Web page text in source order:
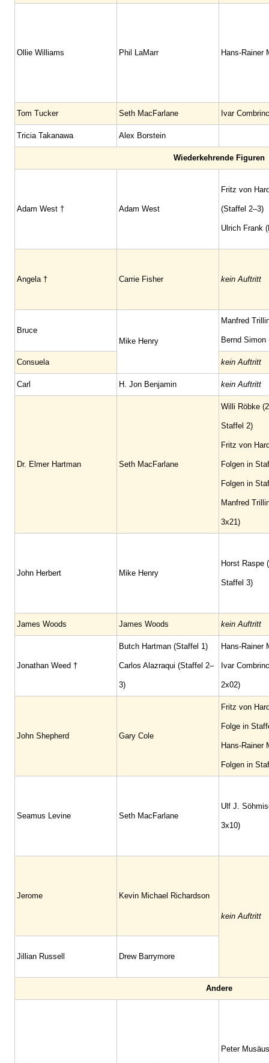
Ollie Williams Phil LaMarr Hans-Rainer
Tom Tucker Seth MacFarlane Ivar
Tricia Takanawa Alex Borstein
Wiederkehrende Figuren
Adam West † Adam West
Fritz von
(Staffel 2–3)
Ulrich Frank
Angela † Carrie Fisher kein Auftritt
Bruce
Mike Henry
Manfred
Bernd
Consuela kein Auftritt
Carl H. Jon Benjamin kein Auftritt
Dr. Elmer Hartman Seth MacFarlane
Willi Röbke
Staffel 2)
Fritz von
Folgen in
Folgen in
Manfred
3x21)
John Herbert Mike Henry
Horst Raspe
Staffel 3)
James Woods James Woods kein Auftritt
Jonathan Weed †
Butch Hartman (Staffel 1)
Carlos Alazraqui (Staffel 2–
3)
Hans-Rainer
Ivar
2x02)
John Shepherd Gary Cole
Fritz von
Folge in
Hans-Rainer
Folgen in
Seamus Levine Seth MacFarlane
Ulf J.
3x10)
Jerome Kevin Michael Richardson
kein Auftritt
Jillian Russell Drew Barrymore
Andere
Peter